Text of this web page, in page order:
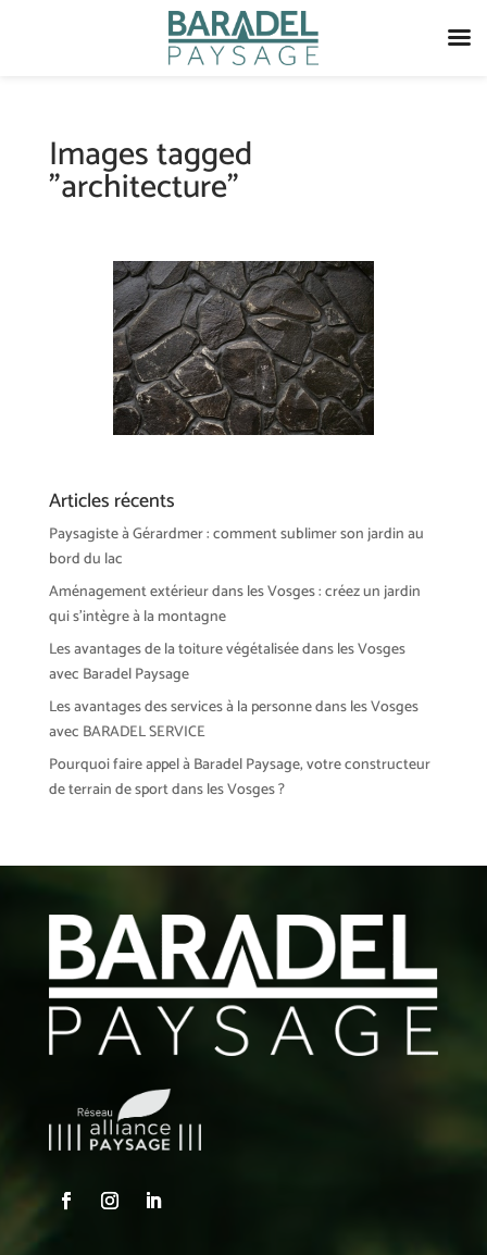
Images tagged
"architecture"
Articles récents
Paysagiste à Gérardmer : comment sublimer son jardin au
bord du lac
Aménagement extérieur dans les Vosges : créez un jardin
qui s’intègre à la montagne
Les avantages de la toiture végétalisée dans les Vosges
avec Baradel Paysage
Les avantages des services à la personne dans les Vosges
avec BARADEL SERVICE
Pourquoi faire appel à Baradel Paysage, votre constructeur
de terrain de sport dans les Vosges ?